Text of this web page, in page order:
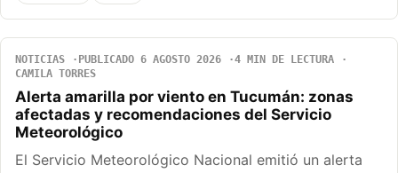
NOTICIAS PUBLICADO 6 AGOSTO 2026
4 MIN DE LECTURA
CAMILA TORRES
Alerta amarilla por viento en Tucumán: zonas
afectadas y recomendaciones del Servicio
Meteorológico
El Servicio Meteorológico Nacional emitió un alerta